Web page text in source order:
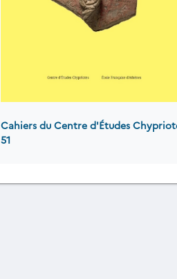
Cahiers du Centre d'Études
51